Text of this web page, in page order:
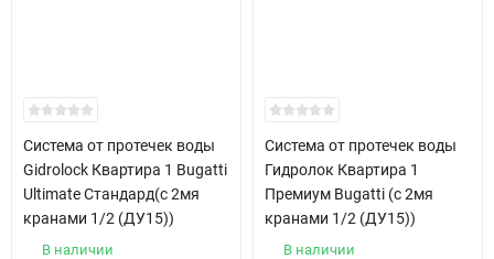
Система от протечек воды
Gidrolock Квартира 1 Bugatti
Ultimate Стандард(с 2мя
кранами 1/2 (ДУ15))
В наличии
Система от протечек воды
Гидролок Квартира 1
Премиум Bugatti (с 2мя
кранами 1/2 (ДУ15))
В наличии